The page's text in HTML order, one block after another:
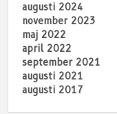
augusti 2024
november 2023
maj 2022
april 2022
september 2021
augusti 2021
augusti 2017